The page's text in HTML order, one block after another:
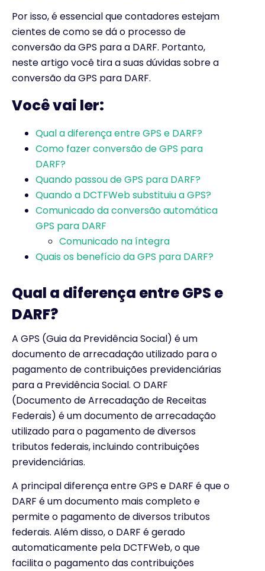
Por isso, é essencial que contadores estejam
cientes de como se dá o processo de
conversão da GPS para a DARF. Portanto,
neste artigo você tira a suas dúvidas sobre a
conversão da GPS para DARF.
Você vai ler:
Qual a diferença entre GPS e DARF?
Como fazer conversão de GPS para
DARF?
Quando passou de GPS para DARF?
Quando a DCTFWeb substituiu a GPS?
Comunicado da conversão automática
GPS para DARF
Comunicado na íntegra
Quais os benefício da GPS para DARF?
Qual a diferença entre GPS e
DARF?
A GPS (Guia da Previdência Social) é um
documento de arrecadação utilizado para o
pagamento de contribuições previdenciárias
para a Previdência Social. O DARF
(Documento de Arrecadação de Receitas
Federais) é um documento de arrecadação
utilizado para o pagamento de diversos
tributos federais, incluindo contribuições
previdenciárias.
A principal diferença entre GPS e DARF é que o
DARF é um documento mais completo e
permite o pagamento de diversos tributos
federais. Além disso, o DARF é gerado
automaticamente pela DCTFWeb, o que
facilita o pagamento das contribuições